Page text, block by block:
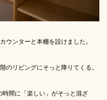
ウンターと本棚を設けました。
のリビングにそっと降りてくる。
間に「楽しい」がそっと混ざ